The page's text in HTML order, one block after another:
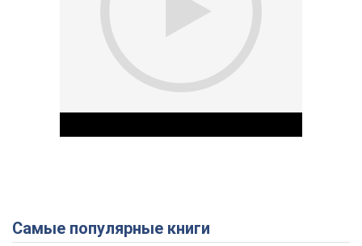
Play Video
Самые популярные книги